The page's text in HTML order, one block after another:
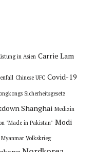
in Asien Carrie Lam
Chinese UFC Covid-19
Sicherheitsgesetz
Shanghai Medizin
"Made in Pakistan" Modi
Myanmar Volkskrieg